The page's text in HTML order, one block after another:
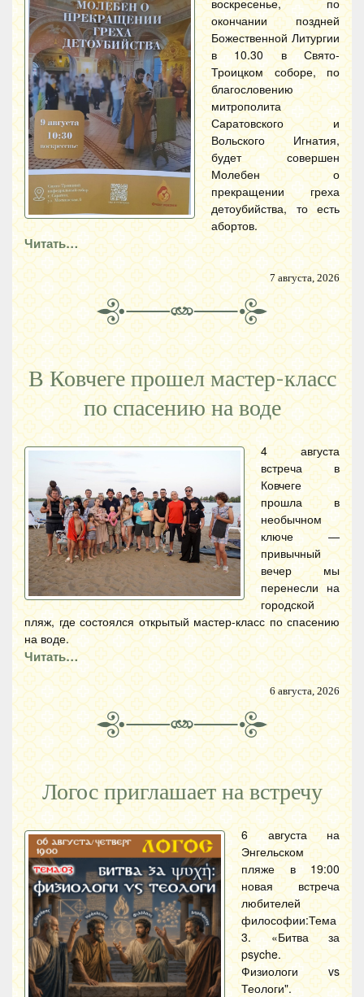
воскресенье, по
окончании поздней
Божественной Литургии
в 10.30 в Свято-
Троицком соборе, по
благословению
митрополита
Саратовского и
Вольского Игнатия,
будет совершен
Молебен о
прекращении греха
детоубийства, то есть
абортов.
Читать…
7 августа, 2026
В Ковчеге прошел мастер-класс
по спасению на воде
4 августа
встреча в
Ковчеге
прошла в
необычном
ключе —
привычный
вечер мы
перенесли на
городской
пляж, где состоялся открытый мастер-класс по спасению
на воде.
Читать…
6 августа, 2026
Логос приглашает на встречу
6 августа на
Энгельском
пляже в 19:00
новая встреча
любителей
философии:Тема
3. «Битва за
psyche.
Физиологи vs
Теологи".